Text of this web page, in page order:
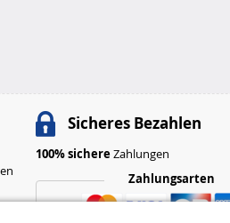
Sicheres Bezahlen
100% sichereZahlungen
Zahlungsarten